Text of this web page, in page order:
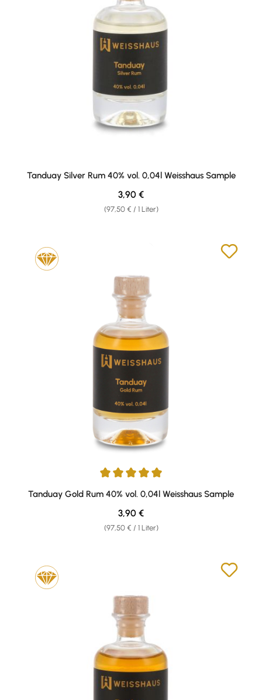
Tanduay Silver Rum 40% vol. 0,04l Weisshaus Sample
(97,50 € / 1 Liter)
Regulärer Preis:
3,90 €
Durchschnittliche Bewertung von 5 von 5 Sternen
Tanduay Gold Rum 40% vol. 0,04l Weisshaus Sample
(97,50 € / 1 Liter)
Regulärer Preis:
3,90 €